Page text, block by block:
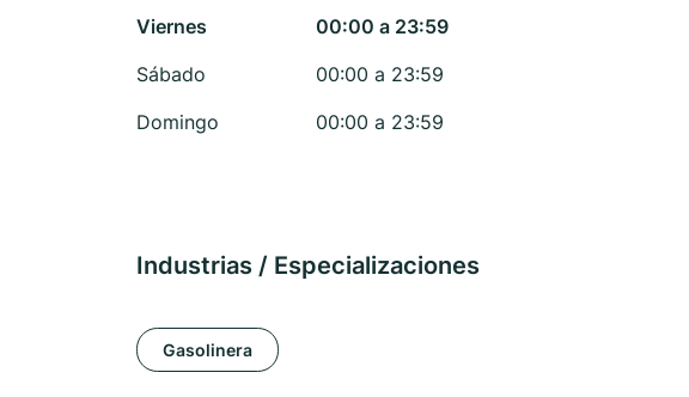
Viernes
00:00 a 23:59
Sábado
00:00 a 23:59
Domingo
00:00 a 23:59
Industrias / Especializaciones
Gasolinera